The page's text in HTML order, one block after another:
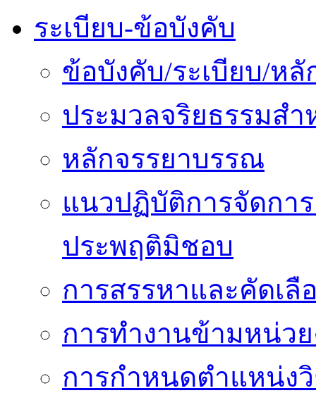
ระเบียบ-ข้อบังคับ
ข้อบังคับ/ระเบียบ/ห
ประมวลจริยธรรมส
หลักจรรยาบรรณ
แนวปฏิบัติการจัดการ
ประพฤติมิชอบ
การสรรหาและคัดเลื
การทำงานข้ามหน่ว
การกำหนดตำแหน่ง